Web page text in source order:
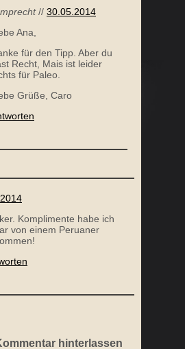
MIT KAPERN
// 30.05.2014
Ana,
für den Tipp. Aber du
Recht, Mais ist leider
für Paleo.
Grüße, Caro
Komplimente habe ich
von einem Peruaner
hinterlassen